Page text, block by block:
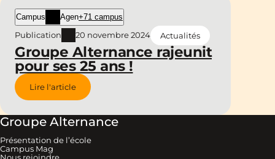
Groupe Alternance rajeunit
pour ses 25 ans !
Campus Agen+71 campus
Publication 20 novembre 2024 Actualités
Lire l'article
Groupe Alternance
Présentation de l’école
Campus Mag
Nous rejoindre